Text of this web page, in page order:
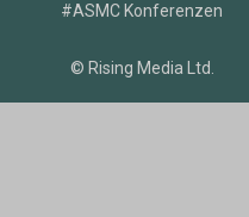
#ASMC Konferenzen
© Rising Media Ltd.